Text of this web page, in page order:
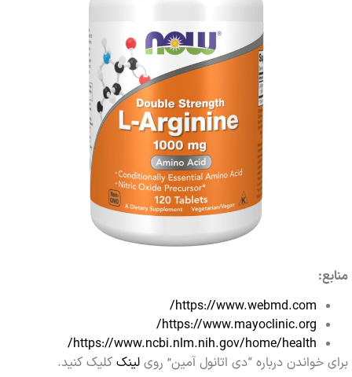
https://www.webmd.com/
https://www.mayoclinic.org/
https://www.ncbi.nlm.nih.gov/home/health/
درباره “دی اتانول آمین” روی لینک کلیک کنید.